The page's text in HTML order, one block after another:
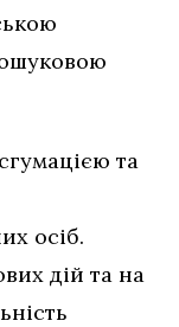
та
осіб.
дій та на